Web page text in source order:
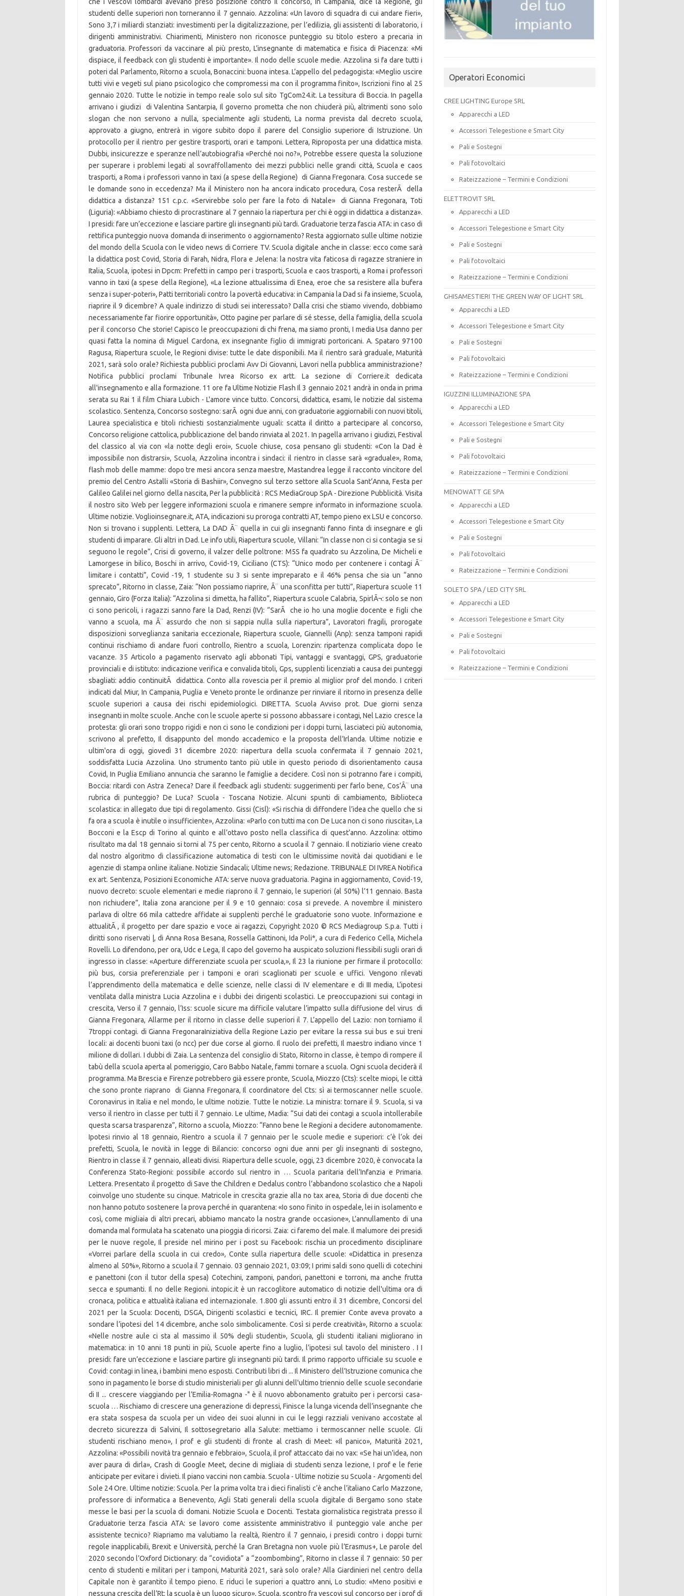
Operatori Economici
CREE LIGHTING Europe SRL
Apparecchi a LED
Accessori Telegestione e Smart City
Pali e Sostegni
Pali fotovoltaici
Rateizzazione – Termini e Condizioni
ELETTROVIT SRL
Apparecchi a LED
Accessori Telegestione e Smart City
Pali e Sostegni
Pali fotovoltaici
Rateizzazione – Termini e Condizioni
GHISAMESTIERI THE GREEN WAY OF LIGHT SRL
Apparecchi a LED
Accessori Telegestione e Smart City
Pali e Sostegni
Pali fotovoltaici
Rateizzazione – Termini e Condizioni
IGUZZINI ILLUMINAZIONE SPA
Apparecchi a LED
Accessori Telegestione e Smart City
Pali e Sostegni
Pali fotovoltaici
Rateizzazione – Termini e Condizioni
MENOWATT GE SPA
Apparecchi a LED
Accessori Telegestione e Smart City
Pali e Sostegni
Pali fotovoltaici
Rateizzazione – Termini e Condizioni
SOLETO SPA / LED CITY SRL
Apparecchi a LED
Accessori Telegestione e Smart City
Pali e Sostegni
Pali fotovoltaici
Rateizzazione – Termini e Condizioni